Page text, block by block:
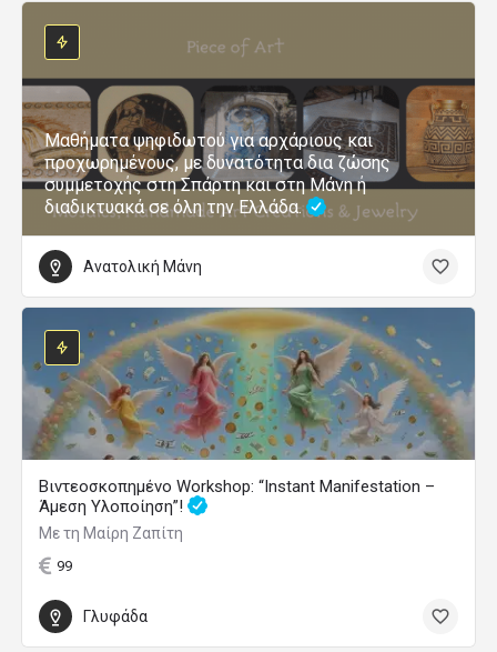
Μαθήματα ψηφιδωτού για αρχάριους και
προχωρημένους, με δυνατότητα δια ζώσης
συμμετοχής στη Σπάρτη και στη Μάνη ή
διαδικτυακά σε όλη την Ελλάδα.
Ανατολική Μάνη
Βιντεοσκοπημένο Workshop: “Instant Manifestation –
Άμεση Υλοποίηση”!
Με τη Μαίρη Ζαπίτη
99
Γλυφάδα